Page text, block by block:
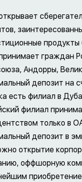
продукты
граждан
Андорры,
депозит на
есть филиал в
филиал
только в
депозит в
открытие
оффшорную